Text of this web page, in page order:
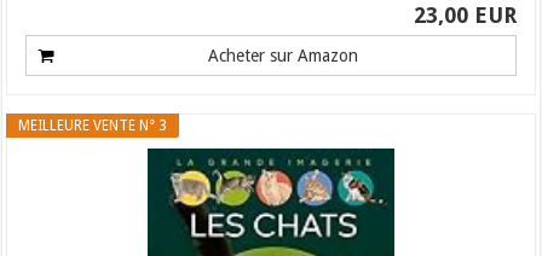
23,00 EUR
Acheter sur Amazon
MEILLEURE VENTE N° 3